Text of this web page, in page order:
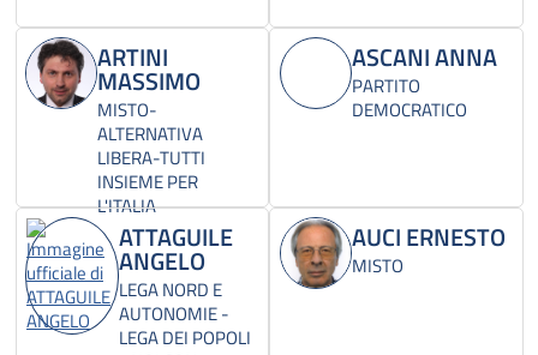
ARTINI
MASSIMO
MISTO-
ALTERNATIVA
LIBERA-TUTTI
INSIEME PER
L'ITALIA
ASCANI ANNA
PARTITO
DEMOCRATICO
ATTAGUILE
ANGELO
LEGA NORD E
AUTONOMIE -
LEGA DEI POPOLI
AUCI ERNESTO
MISTO